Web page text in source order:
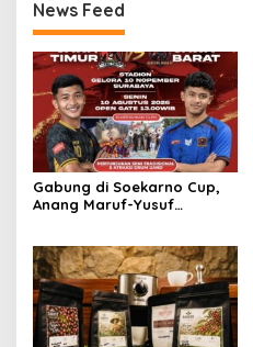
News Feed
Gabung di Soekarno Cup,
Anang Maruf-Yusuf
Air